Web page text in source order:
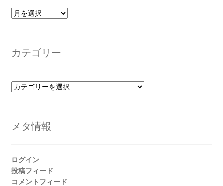
ア
ブ
カテゴリー
カ
ー
メタ情報
ログイン
投稿フィード
コメントフィード